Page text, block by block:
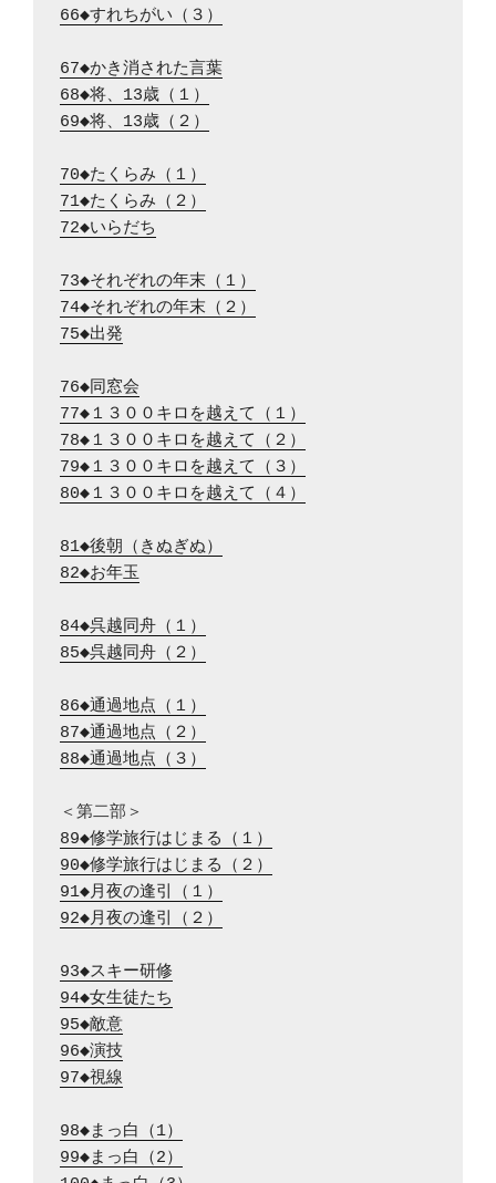
66◆すれちがい（３）
67◆かき消された言葉
68◆将、13歳（１）
69◆将、13歳（２）
70◆たくらみ（１）
71◆たくらみ（２）
72◆いらだち
73◆それぞれの年末（１）
74◆それぞれの年末（２）
75◆出発
76◆同窓会
77◆１３００キロを越えて（１）
78◆１３００キロを越えて（２）
79◆１３００キロを越えて（３）
80◆１３００キロを越えて（４）
81◆後朝（きぬぎぬ）
82◆お年玉
84◆呉越同舟（１）
85◆呉越同舟（２）
86◆通過地点（１）
87◆通過地点（２）
88◆通過地点（３）
89◆修学旅行はじまる（１）
90◆修学旅行はじまる（２）
91◆月夜の逢引（１）
92◆月夜の逢引（２）
93◆スキー研修
94◆女生徒たち
95◆敵意
96◆演技
97◆視線
98◆まっ白（1）
99◆まっ白（2）